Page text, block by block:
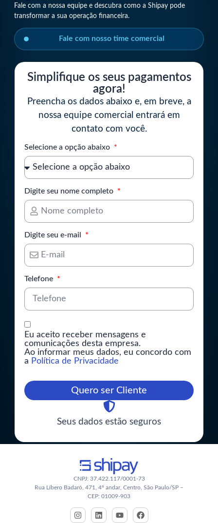
Fale com a nossa equipe e descubra como a Shipay pode
transformar a sua operação financeira.
Fale com nosso time comercial
Simplifique os seus pagamentos
agora!
Preencha os dados abaixo e, em breve, a
nossa equipe comercial entrará em
contato com você.
Selecione a opção abaixo
Digite seu nome completo
Digite seu e-mail
Telefone
Eu aceito receber mensagens e
comunicações desta empresa.
Ao informar meus dados, eu concordo com
a Política de Privacidade
Quero ser Cliente
Seus dados estão seguros
CNPJ: 37.422.117/0001-73
Rua Líbero Badaró, 471, 4º andar, Centro, São Paulo/SP –
CEP: 01009-903